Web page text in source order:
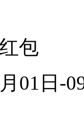
包
01日-